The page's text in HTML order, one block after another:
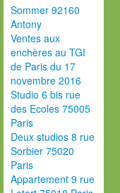
Sommer 92160
Antony
Ventes aux
enchères au TGI
de Paris du 17
novembre 2016
Studio 6 bis rue
des Ecoles 75005
Paris
Deux studios 8 rue
Sorbier 75020
Paris
Appartement 9 rue